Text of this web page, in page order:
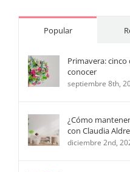
Popular
Primavera:
conocer
septiembre 8th,
¿Cómo
con Claudia
diciembre 2nd,